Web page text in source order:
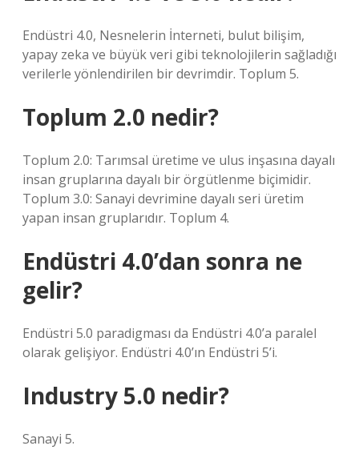
Endüstri 4.0, Nesnelerin İnterneti, bulut bilişim,
yapay zeka ve büyük veri gibi teknolojilerin sağladığı
verilerle yönlendirilen bir devrimdir. Toplum 5.
Toplum 2.0 nedir?
Toplum 2.0: Tarımsal üretime ve ulus inşasına dayalı
insan gruplarına dayalı bir örgütlenme biçimidir.
Toplum 3.0: Sanayi devrimine dayalı seri üretim
yapan insan gruplarıdır. Toplum 4.
Endüstri 4.0’dan sonra ne
gelir?
Endüstri 5.0 paradigması da Endüstri 4.0’a paralel
olarak gelişiyor. Endüstri 4.0’ın Endüstri 5’i.
Industry 5.0 nedir?
Sanayi 5.